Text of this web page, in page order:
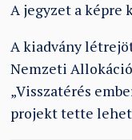
A jegyzet a
A kiadvány
Nemzeti
„Visszatérés
projekt tette